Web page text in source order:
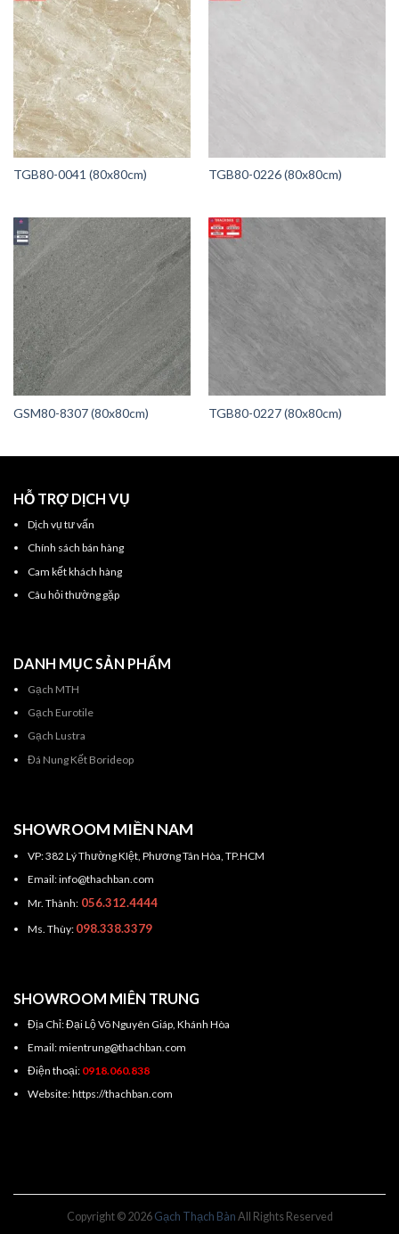
TGB80-0041 (80x80cm) TGB80-0226 (80x80cm)
GSM80-8307 (80x80cm) TGB80-0227 (80x80cm)
HỖ TRỢ DỊCH VỤ
Dịch vụ tư vấn
Chính sách bán hàng
Cam kết khách hàng
Câu hỏi thường gặp
DANH MỤC SẢN PHẨM
Gạch MTH
Gạch Eurotile
Gạch Lustra
Đá Nung Kết Borideop
SHOWROOM MIỀN NAM
VP: 382 Lý Thường KIệt, Phương Tân Hòa, TP.HCM
Email: info@thachban.com
Mr. Thành:056.312.4444
Ms. Thùy: 098.338.3379
SHOWROOM MIÊN TRUNG
Địa Chỉ: Đại Lộ Võ Nguyên Giáp, Khánh Hòa
Email: mientrung@thachban.com
Điện thoại: 0918.060.838
Website: https://thachban.com
Copyright © 2026 Gạch Thạch Bàn All Rights Reserved